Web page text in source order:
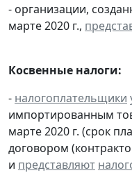
- организации,
марте 2020 г.,
Косвенные налоги:
- налогоплательщики
импортированным
марте 2020 г. (срок
договором
и представляют